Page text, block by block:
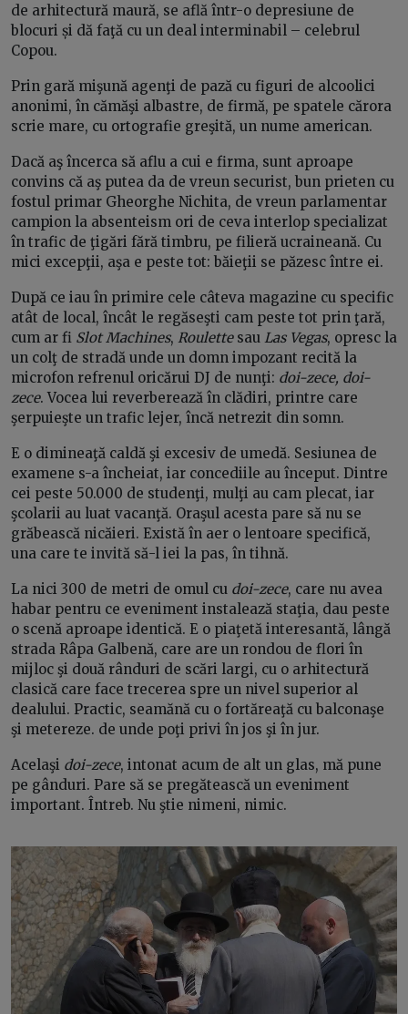
de arhitectură maură, se află într-o depresiune de
blocuri și dă faţă cu un deal interminabil – celebrul
Copou.
Prin gară mişună agenţi de pază cu figuri de alcoolici
anonimi, în cămăşi albastre, de firmă, pe spatele cărora
scrie mare, cu ortografie greşită, un nume american.
Dacă aş încerca să aflu a cui e firma, sunt aproape
convins că aş putea da de vreun securist, bun prieten cu
fostul primar Gheorghe Nichita, de vreun parlamentar
campion la absenteism ori de ceva interlop specializat
în trafic de ţigări fără timbru, pe filieră ucraineană. Cu
mici excepţii, aşa e peste tot: băieţii se păzesc între ei.
După ce iau în primire cele câteva magazine cu specific
atât de local, încât le regăseşti cam peste tot prin ţară,
cum ar fi Slot Machines, Roulettesau Las Vegas, opresc la
un colţ de stradă unde un domn impozant recită la
microfon refrenul oricărui DJ de nunţi: doi-zece, doi-
zece. Vocea lui reverberează în clădiri, printre care
şerpuieşte un trafic lejer, încă netrezit din somn.
E o dimineaţă caldă şi excesiv de umedă. Sesiunea de
examene s-a încheiat, iar concediile au început. Dintre
cei peste 50.000 de studenţi, mulţi au cam plecat, iar
şcolarii au luat vacanţă. Oraşul acesta pare să nu se
grăbească nicăieri. Există în aer o lentoare specifică,
una care te invită să-l iei la pas, în tihnă.
La nici 300 de metri de omul cu doi-zece, care nu avea
habar pentru ce eveniment instalează staţia, dau peste
o scenă aproape identică. E o piaţetă interesantă, lângă
strada Râpa Galbenă, care are un rondou de flori în
mijloc şi două rânduri de scări largi, cu o arhitectură
clasică care face trecerea spre un nivel superior al
dealului. Practic, seamănă cu o fortăreaţă cu balconaşe
şi metereze. de unde poţi privi în jos şi în jur.
Acelaşi doi-zece, intonat acum de alt un glas, mă pune
pe gânduri. Pare să se pregătească un eveniment
important. Întreb. Nu ştie nimeni, nimic.